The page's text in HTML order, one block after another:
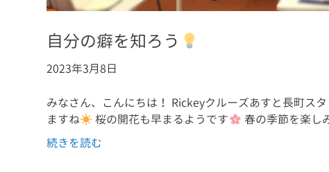
自分の癖を知ろう
2023年3月8日
みなさん、こんにちは！ Rickeyクルーズあすと長町ス
ますね
桜の開花も早まるようです 春の季節を楽し
続きを読む